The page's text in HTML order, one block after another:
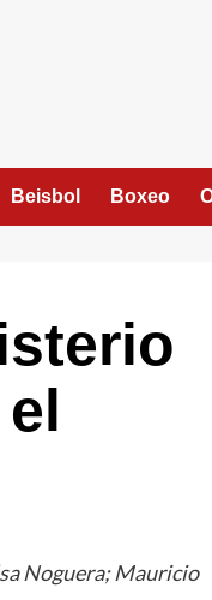
Beisbol Boxeo
Noguera; Mauricio